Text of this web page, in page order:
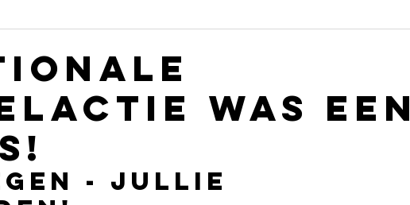
WAS EEN
- jullie